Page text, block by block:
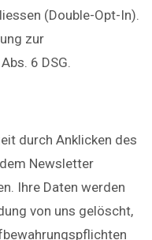
(Double-Opt-In).
zur
6 DSG.
durch Anklicken des
Newsletter
Ihre Daten werden
von uns gelöscht,